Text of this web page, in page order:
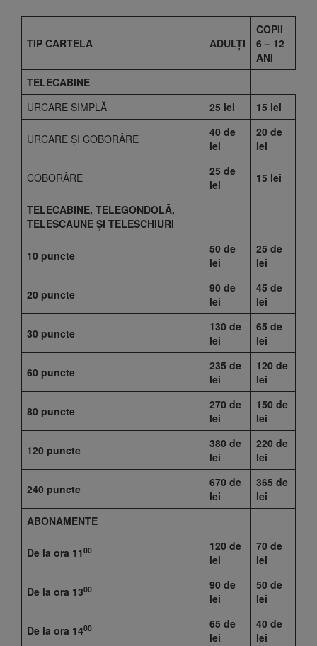
TIP CARTELA ADULŢI
COPII
6 – 12
ANI
TELECABINE
URCARE SIMPLĂ
25 lei 15 lei
URCARE ŞI COBORÂRE
40 de
lei
20 de
lei
COBORÂRE
25 de
lei
15 lei
TELECABINE, TELEGONDOLĂ,
TELESCAUNE ŞI TELESCHIURI
10 puncte
50 de
lei
25 de
lei
20 puncte
90 de
lei
45 de
lei
30 puncte
130 de
lei
65 de
lei
60 puncte
235 de
lei
120 de
lei
80 puncte
270 de
lei
150 de
lei
120 puncte
380 de
lei
220 de
lei
240 puncte
670 de
lei
365 de
lei
ABONAMENTE
De la ora 1100
120 de
lei
70 de
lei
De la ora 1300
90 de
lei
50 de
lei
De la ora 1400
65 de
lei
40 de
lei